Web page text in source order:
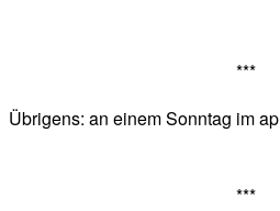
***
Übrigens: an einem Sonntag im
***